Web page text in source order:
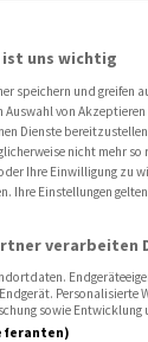
im
uns wichtig
speichern und greifen
Auswahl von
Dienste
nicht mehr
Ihre Einwilligung zu
Ihre Einstellungen
Personalisierte
sowie Entwicklung